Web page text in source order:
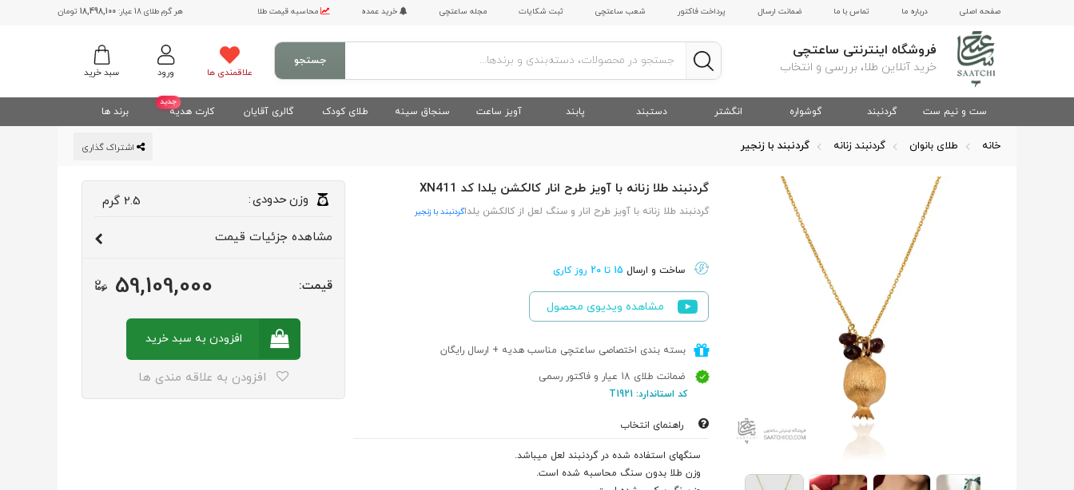
صفحه اصلی درباره ما تماس با ما ضمانت ارسال پرداخت فاکتور شعب ساعتچی ثبت شکایات مجله ساعتچی خرید عمده محاسبه قیمت طلا هر گرم طلای 18 عیار: 18,498,100 تومان
فروشگاه اینترنتی ساعتچی
خرید آنلاین طلا، بررسی و انتخاب سبد خرید ورود علاقمندی ها
جستجو
ست و نیم ست گردنبند گوشواره انگشتر دستبند پابند آویز ساعت سنجاق سینه طلای کودک گالری آقایان
جدید
کارت هدیه برند ها
خانه طلای بانوان گردنبند زنانه گردنبند با زنجیر
گردنبند طلا زنانه با آویز طرح انار کالکشن یلدا کد XN411
گردنبند طلا زنانه با آویز طرح انار و سنگ لعل از کالکشن یلداگردنبند با زنجیر
ساخت و ارسال 15 تا 20 روز کاری
مشاهده ویدیوی محصول
بسته بندی اختصاصی ساعتچی مناسب هدیه + ارسال رایگان
ضمانت طلای 18 عیار و فاکتور رسمی
کد استاندارد: T1921
راهنمای انتخاب
سنگهای استفاده شده در گردنبند لعل میباشد.
وزن طلا بدون سنگ محاسبه شده است.
وزنحدودی:
2.5 گرم
مشاهده جزئیات قیمت
قیمت: 59,109,000
افزودن به سبدخرید
افزودن به علاقه مندی ها